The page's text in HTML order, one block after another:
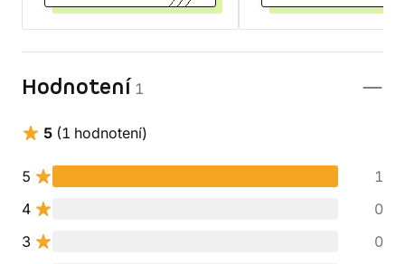
Hodnotení 1
5 (1 hodnotení)
5
1
4
0
3
0